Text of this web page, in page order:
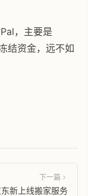
，主要是
结资金，远不如
下一篇
东新上线搬家服务